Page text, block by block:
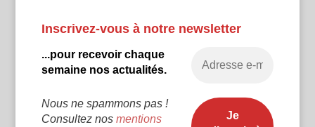
Inscrivez-vous à notre newsletter
...pour recevoir chaque
semaine nos actualités.
Nous ne spammons pas !
Consultez nos mentions